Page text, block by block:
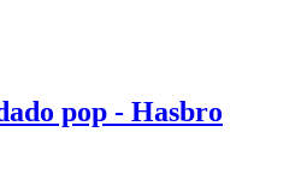
pop - Hasbro